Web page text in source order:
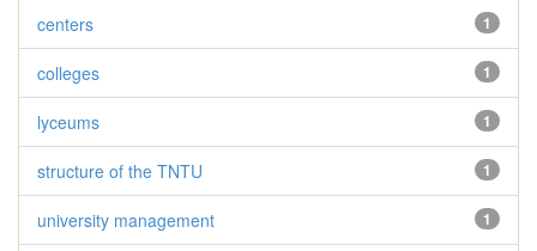
1
centers
1
colleges
1
lyceums
1
structure of the TNTU
1
university management